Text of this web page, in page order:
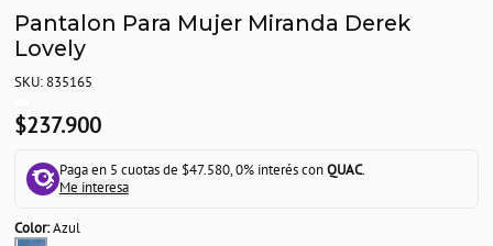
Pantalon Para Mujer Miranda Derek
Lovely
SKU: 835165
$237.900
Paga en 5 cuotas de $47.580, 0% interés conQUAC.
Me interesa
Color:Azul